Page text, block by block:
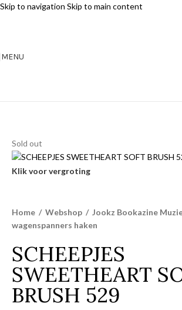
Skip to navigation Skip to main content
MENU
Sold out
Klik voor vergroting
Home / Webshop / Jookz Bookazine
wagenspanners haken
SCHEEPJES
SWEETHEART
BRUSH 529